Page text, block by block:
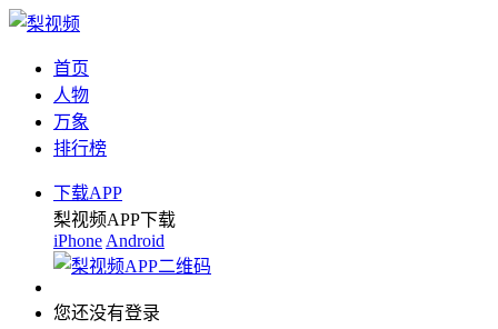
首页
人物
万象
排行榜
下载APP
梨视频APP下载
iPhone Android
您还没有登录